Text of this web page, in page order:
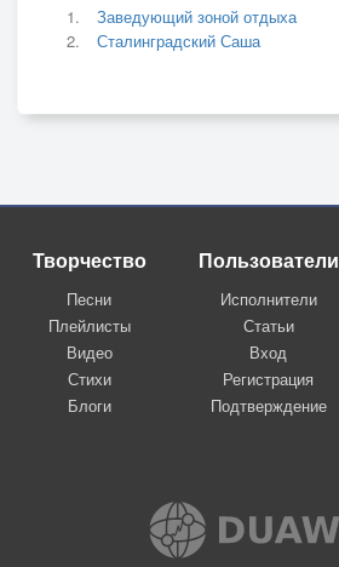
Заведующий зоной отдыха
Сталинградский Саша
Творчество
Песни
Плейлисты
Видео
Стихи
Блоги
Пользователи
Исполнители
Статьи
Вход
Регистрация
Подтверждение